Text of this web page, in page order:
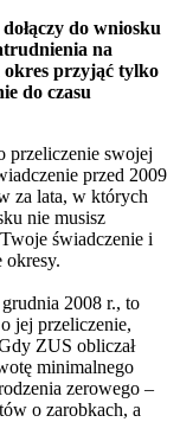
do wniosku
na
okres przyjąć tylko
do czasu
przeliczenie swojej
przed 2009
za lata, w których
nie musisz
świadczenie i
okresy.
2008 r., to
jej przeliczenie,
ZUS obliczał
minimalnego
zerowego –
o zarobkach, a